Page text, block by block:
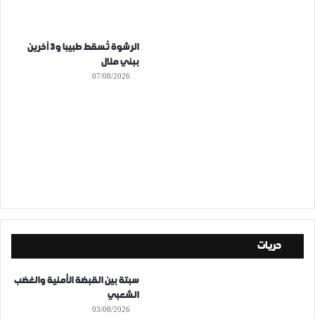
الرشوة تُسقط طبيبا و3 آخرين
ببني ملال
07/08/2026
حريات
سبتة بين القبضة الأمنية والغضب
الشعبي
03/08/2026